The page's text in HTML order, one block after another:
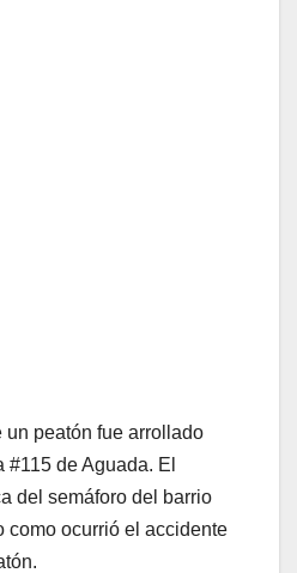
un peatón fue arrollado
de Aguada. El
del semáforo del barrio
como ocurrió el accidente